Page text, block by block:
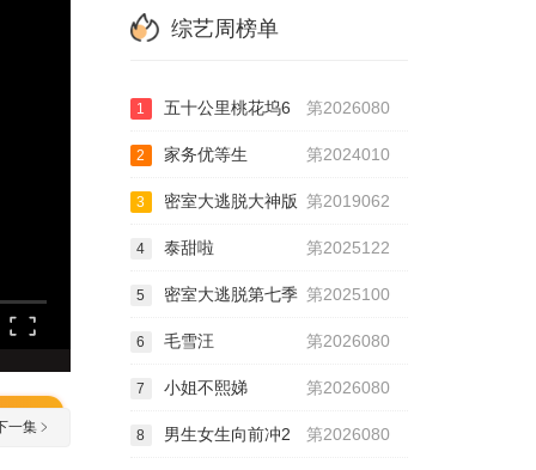
一集
综艺周榜单
第2026080
1 五十公里桃花坞6
第2024010
2 家务优等生
第2019062
3 密室大逃脱大神版
第2025122
4 泰甜啦
第2025100
5 密室大逃脱第七季
第2026080
6 毛雪汪
第2026080
7 小姐不熙娣
第2026080
8 男生女生向前冲2